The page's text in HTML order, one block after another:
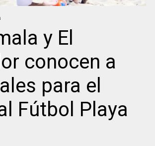
y El
conocen a
para el
Fútbol Playa